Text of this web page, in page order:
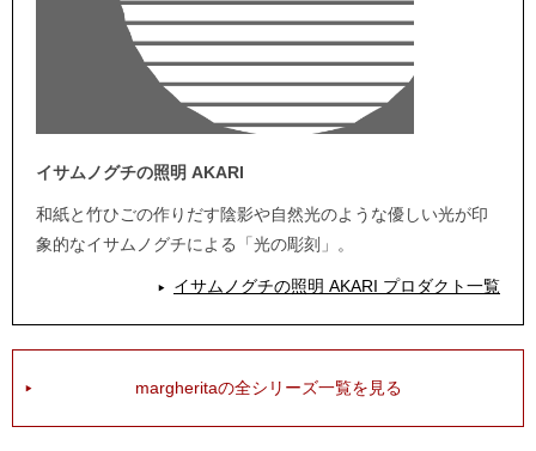
イサムノグチの照明 AKARI
和紙と竹ひごの作りだす陰影や自然光のような優しい光が印
象的なイサムノグチによる「光の彫刻」。
イサムノグチの照明 AKARI プロダクト一覧
margheritaの全シリーズ一覧を見る